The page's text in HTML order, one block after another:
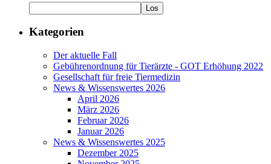
Kategorien
Der aktuelle Fall
Gebührenordnung für Tierärzte - GOT Erhöhung 2022
Gesellschaft für freie Tiermedizin
News & Wissenswertes 2026
April 2026
März 2026
Februar 2026
Januar 2026
News & Wissenswertes 2025
Dezember 2025